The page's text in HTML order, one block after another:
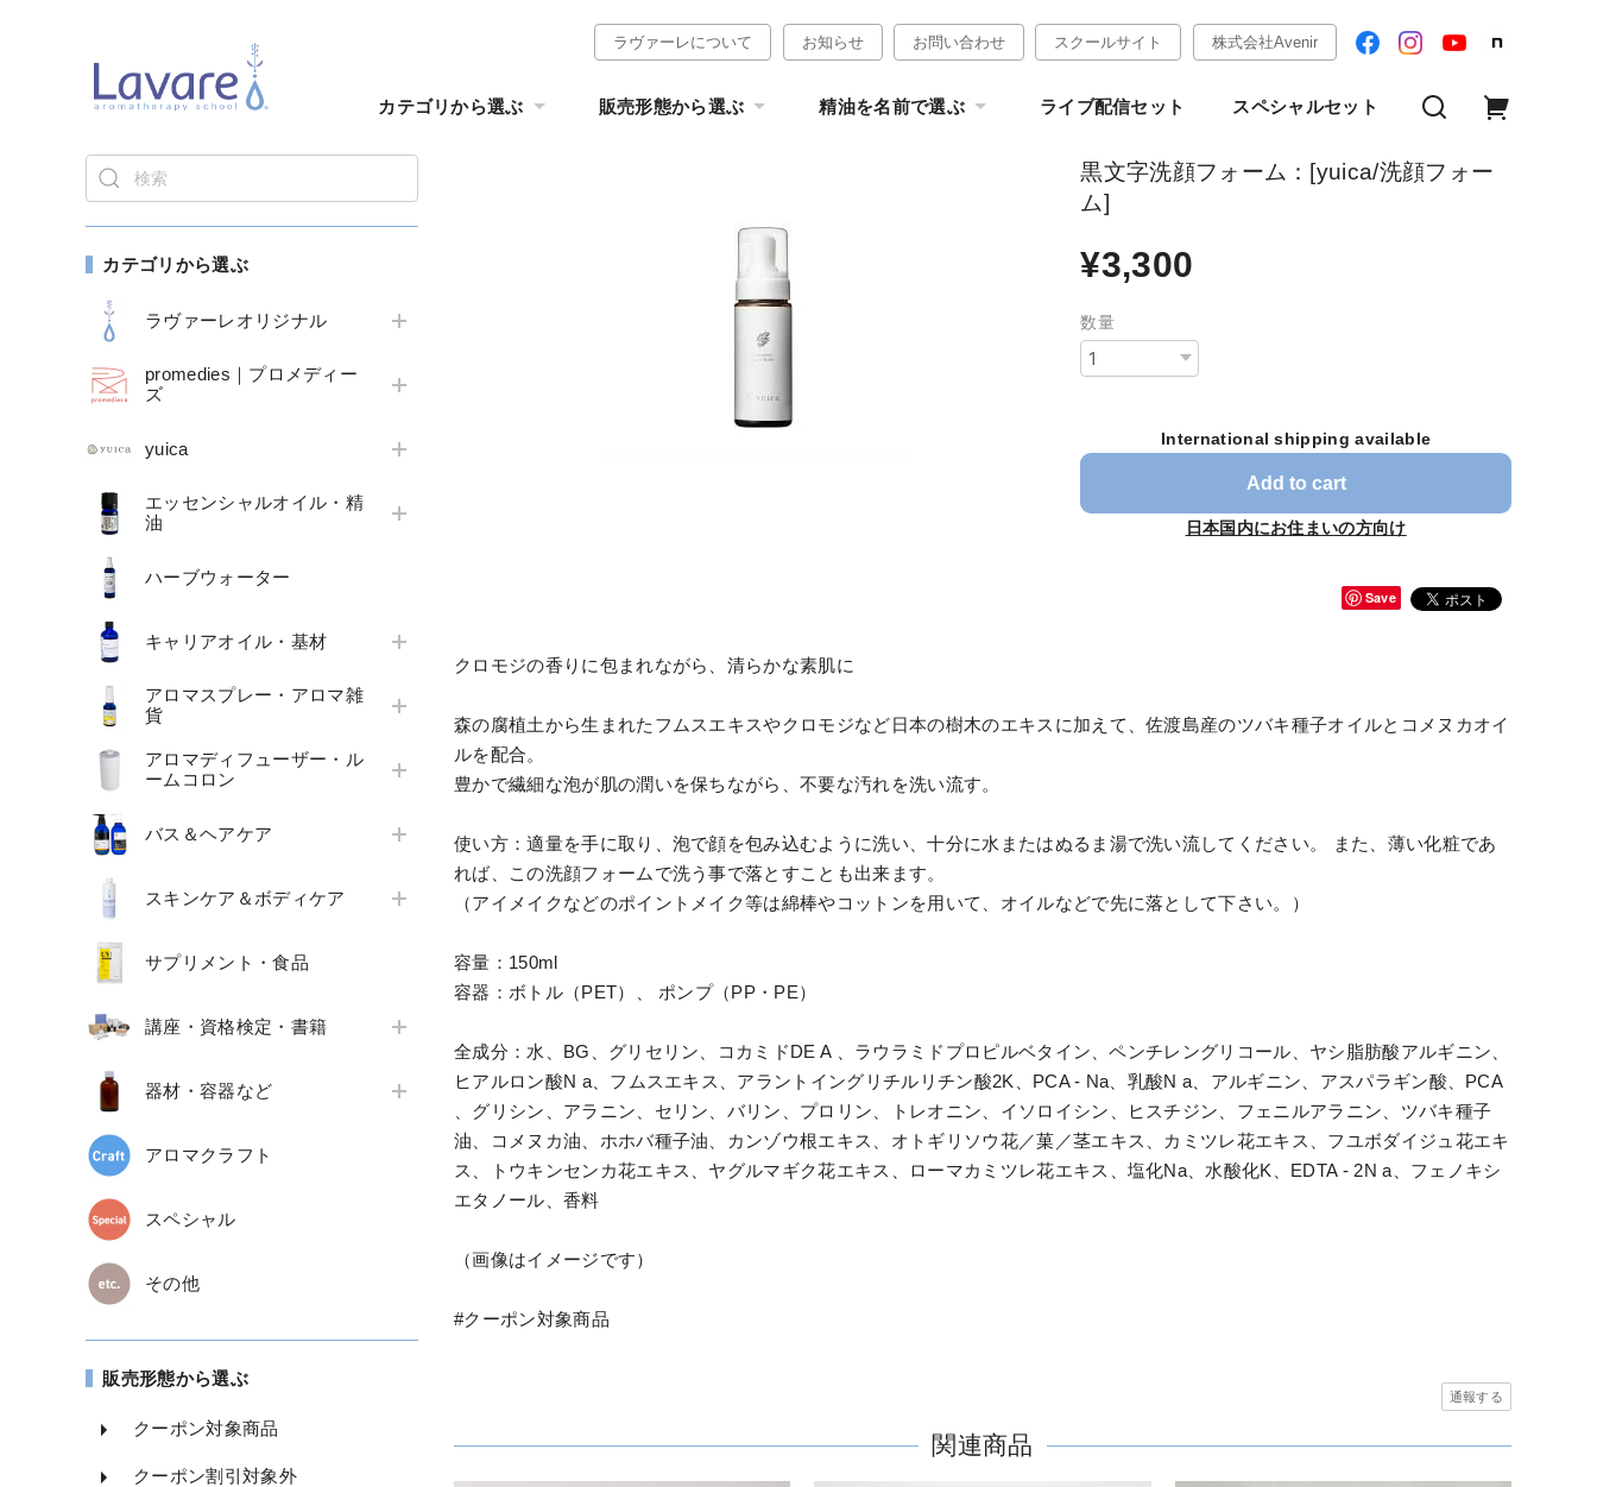
ラヴァーレについて お知らせ お問い合わせ スクールサイト 株式会社Avenir
カテゴリから選ぶ 販売形態から選ぶ 精油を名前で選ぶ ライブ配信セット スペシャルセット
カテゴリから選ぶ
ラヴァーレオリジナル
promedies｜プロメディー
ズ
yuica
エッセンシャルオイル・精
油
ハーブウォーター
キャリアオイル・基材
アロマスプレー・アロマ雑
貨
アロマディフューザー・ル
ームコロン
バス＆ヘアケア
スキンケア＆ボディケア
サプリメント・食品
講座・資格検定・書籍
器材・容器など
アロマクラフト
スペシャル
その他
販売形態から選ぶ
クーポン対象商品
クーポン割引対象外
黒文字洗顔フォーム：[yuica/洗顔フォー
ム]
¥3,300
数量
International shipping available
Add to cart
日本国内にお住まいの方向け
Save
クロモジの香りに包まれながら、清らかな素肌に
森の腐植土から生まれたフムスエキスやクロモジなど日本の樹木のエキスに加えて、佐渡島産のツバキ種子オイルとコメヌカオイ
ルを配合。
豊かで繊細な泡が肌の潤いを保ちながら、不要な汚れを洗い流す。
使い方：適量を手に取り、泡で顔を包み込むように洗い、十分に水またはぬるま湯で洗い流してください。 また、薄い化粧であ
れば、この洗顔フォームで洗う事で落とすことも出来ます。
（アイメイクなどのポイントメイク等は綿棒やコットンを用いて、オイルなどで先に落として下さい。）
容量：150ml
容器：ボトル（PET）、 ポンプ（PP・PE）
全成分：水、BG、グリセリン、コカミドDE A 、ラウラミドプロピルベタイン、ペンチレングリコール、ヤシ脂肪酸アルギニン、
ヒアルロン酸N a、フムスエキス、アラントイングリチルリチン酸2K、PCA - Na、乳酸N a、アルギニン、アスパラギン酸、PCA
、グリシン、アラニン、セリン、バリン、プロリン、トレオニン、イソロイシン、ヒスチジン、フェニルアラニン、ツバキ種子
油、コメヌカ油、ホホバ種子油、カンゾウ根エキス、オトギリソウ花／菓／茎エキス、カミツレ花エキス、フユボダイジュ花エキ
ス、トウキンセンカ花エキス、ヤグルマギク花エキス、ローマカミツレ花エキス、塩化Na、水酸化K、EDTA - 2N a、フェノキシ
エタノール、香料
（画像はイメージです）
#クーポン対象商品
通報する
関連商品